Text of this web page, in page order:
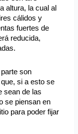
altura, la cual al
cálidos y
fuertes de
reducida,
son
si a esto se
sean de las
se piensan en
para poder fijar